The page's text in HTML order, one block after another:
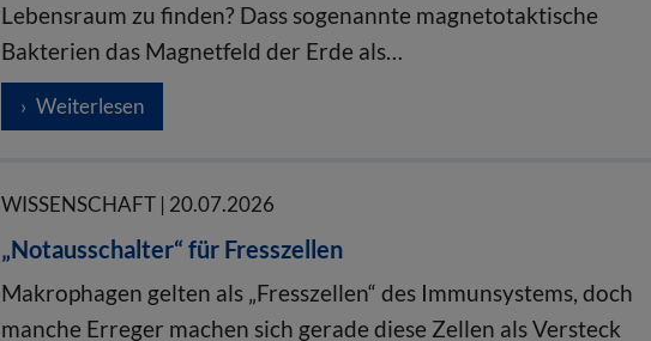
Lebensraum zu finden? Dass sogenannte magnetotaktische
Bakterien das Magnetfeld der Erde als…
Weiterlesen
WISSENSCHAFT | 20.07.2026
„Notausschalter“ für Fresszellen
Makrophagen gelten als „Fresszellen“ des Immunsystems, doch
manche Erreger machen sich gerade diese Zellen als Versteck